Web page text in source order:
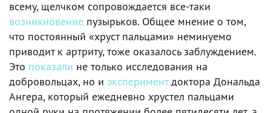
всему, щелчком сопровождается все-таки
возникновение пузырьков. Общее мнение о том,
что постоянный «хруст пальцами» неминуемо
приводит к артриту, тоже оказалось заблуждением.
Это показали не только исследования на
добровольцах, но и экспериментдоктора Дональда
Ангера, который ежедневно хрустел пальцами